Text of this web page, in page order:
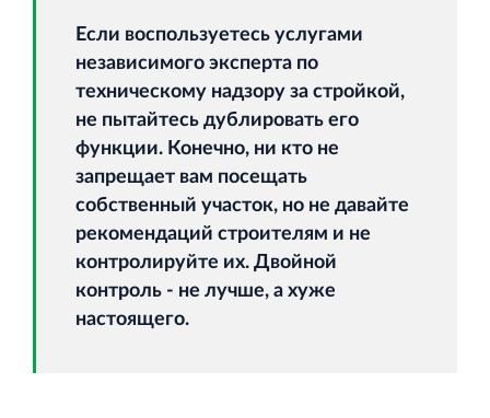
Если воспользуетесь услугами
независимого эксперта по
техническому надзору за стройкой,
не пытайтесь дублировать его
функции. Конечно, ни кто не
запрещает вам посещать
собственный участок, но не давайте
рекомендаций строителям и не
контролируйте их. Двойной
контроль - не лучше, а хуже
настоящего.